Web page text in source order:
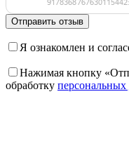
Отправить отзыв
Я ознакомлен и
Нажимая кнопку
обработку